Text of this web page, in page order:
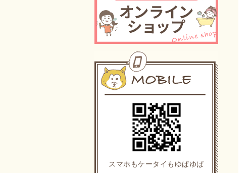
スマホもケータイもゆぱゆぱ